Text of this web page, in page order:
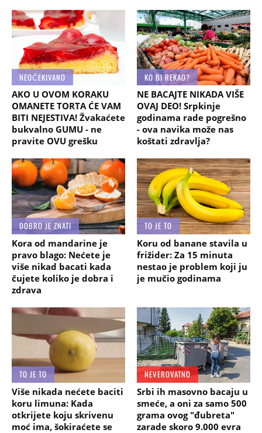
NEOČEKIVANO
AKO U OVOM KORAKU
OMANETE TORTA ĆE VAM
BITI NEJESTIVA! Žvakaćete
bukvalno GUMU - ne
pravite OVU grešku
KO BI REKAO?
NE BACAJTE NIKADA VIŠE
OVAJ DEO! Srpkinje
godinama rade pogrešno
- ova navika može nas
koštati zdravlja?
DOBRO JE ZNATI
Kora od mandarine je
pravo blago: Nećete je
više nikad bacati kada
čujete koliko je dobra i
zdrava
TO JE TO
Koru od banane stavila u
frižider: Za 15 minuta
nestao je problem koji ju
je mučio godinama
TO JE TO
Više nikada nećete baciti
koru limuna: Kada
otkrijete koju skrivenu
moć ima, šokiraćete se
NEVEROVATNO
Srbi ih masovno bacaju u
smeće, a oni za samo 500
grama ovog "đubreta"
zarade skoro 9.000 evra